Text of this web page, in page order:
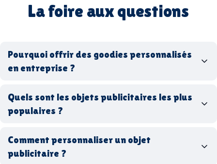
La foire aux questions
Pourquoi offrir des goodies personnalisés
en entreprise ?
Quels sont les objets publicitaires les plus
populaires ?
stylos personnalisés
tote bags publicitaires
gourdes réutilisables
Comment personnaliser un objet
publicitaire ?